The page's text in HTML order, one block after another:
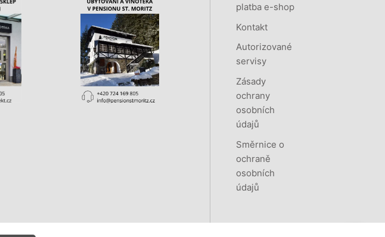
platba e-shop
Kontakt
Autorizované
servisy
Zásady
ochrany
osobních
údajů
Směrnice o
ochraně
osobních
údajů